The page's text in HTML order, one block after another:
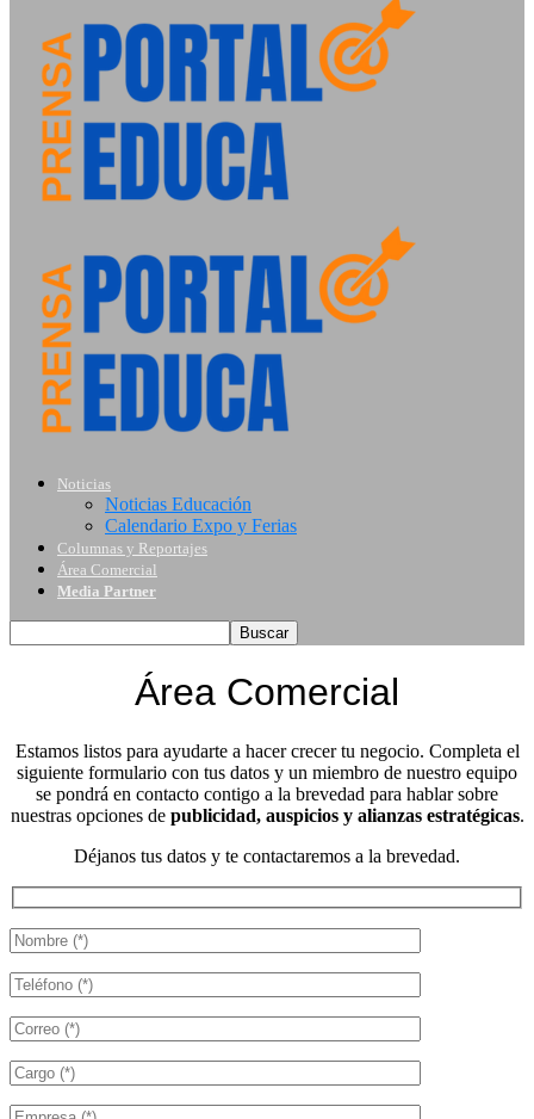
Noticias
Noticias Educación
Calendario Expo y Ferias
Columnas y Reportajes
Área Comercial
Media Partner
Área Comercial
Estamos listos para ayudarte a hacer crecer tu negocio. Completa el
siguiente formulario con tus datos y un miembro de nuestro equipo
se pondrá en contacto contigo a la brevedad para hablar sobre
nuestras opciones de publicidad, auspicios y alianzas estratégicas.
Déjanos tus datos y te contactaremos a la brevedad.